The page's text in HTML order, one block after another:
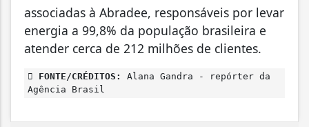
associadas à Abradee, responsáveis por levar
energia a 99,8% da população brasileira e
atender cerca de 212 milhões de clientes.
FONTE/CRÉDITOS:
Alana Gandra - repórter da
Agência Brasil